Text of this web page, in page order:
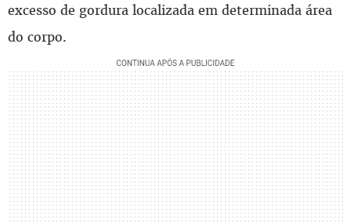
excesso de gordura localizada em determinada área
do corpo.